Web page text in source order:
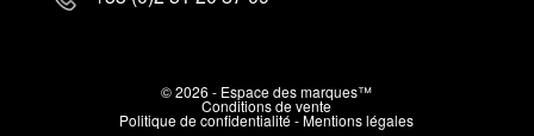
© 2026 - Espace des marques™
Conditions de vente
Politique de confidentialité-Mentions légales